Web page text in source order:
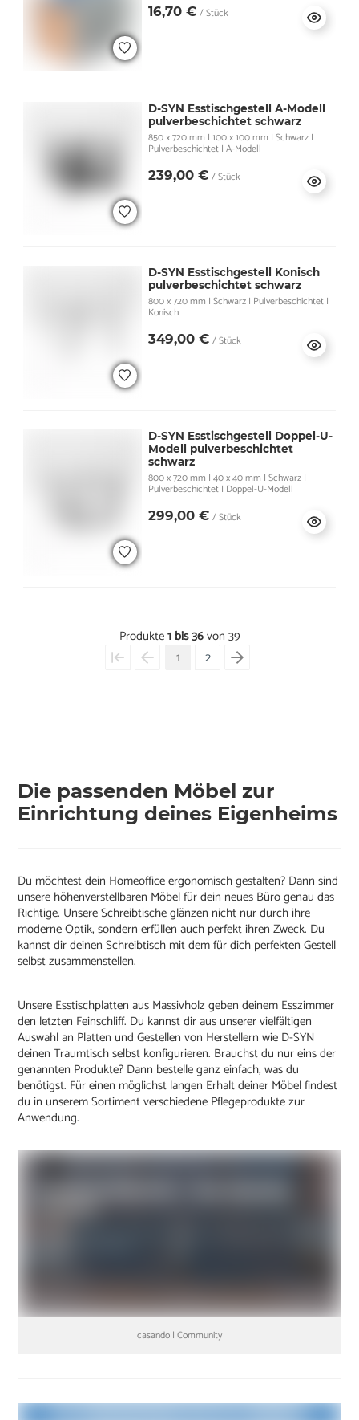
16,70 € / Stück
D-SYN Esstischgestell A-Modell
pulverbeschichtet schwarz
850 x 720 mm I 100 x 100 mm I Schwarz I
Pulverbeschichtet I A-Modell
239,00 € / Stück
D-SYN Esstischgestell Konisch
pulverbeschichtet schwarz
800 x 720 mm I Schwarz I Pulverbeschichtet I
Konisch
349,00 € / Stück
D-SYN Esstischgestell Doppel-U-
Modell pulverbeschichtet
schwarz
800 x 720 mm I 40 x 40 mm I Schwarz I
Pulverbeschichtet I Doppel-U-Modell
299,00 € / Stück
Produkte1 bis 36von 39
1
2
Die passenden Möbel zur
Einrichtung deines Eigenheims
Du möchtest dein Homeoffice ergonomisch gestalten? Dann sind
unsere höhenverstellbaren Möbel für dein neues Büro genau das
Richtige. Unsere Schreibtische glänzen nicht nur durch ihre
moderne Optik, sondern erfüllen auch perfekt ihren Zweck. Du
kannst dir deinen Schreibtisch mit dem für dich perfekten Gestell
selbst zusammenstellen.
Unsere Esstischplatten aus Massivholz geben deinem Esszimmer
den letzten Feinschliff. Du kannst dir aus unserer vielfältigen
Auswahl an Platten und Gestellen von Herstellern wie D-SYN
deinen Traumtisch selbst konfigurieren. Brauchst du nur eins der
genannten Produkte? Dann bestelle ganz einfach, was du
benötigst. Für einen möglichst langen Erhalt deiner Möbel findest
du in unserem Sortiment verschiedene Pflegeprodukte zur
Anwendung.
casando | Community